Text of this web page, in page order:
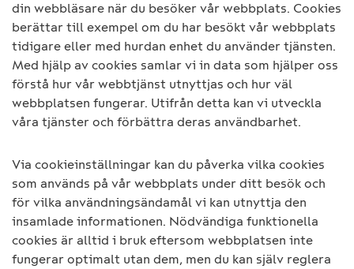
din webbläsare när du besöker vår webbplats. Cookies
berättar till exempel om du har besökt vår webbplats
tidigare eller med hurdan enhet du använder tjänsten.
Med hjälp av cookies samlar vi in data som hjälper oss
förstå hur vår webbtjänst utnyttjas och hur väl
webbplatsen fungerar. Utifrån detta kan vi utveckla
våra tjänster och förbättra deras användbarhet.
Via cookieinställningar kan du påverka vilka cookies
som används på vår webbplats under ditt besök och
för vilka användningsändamål vi kan utnyttja den
insamlade informationen. Nödvändiga funktionella
cookies är alltid i bruk eftersom webbplatsen inte
fungerar optimalt utan dem, men du kan själv reglera